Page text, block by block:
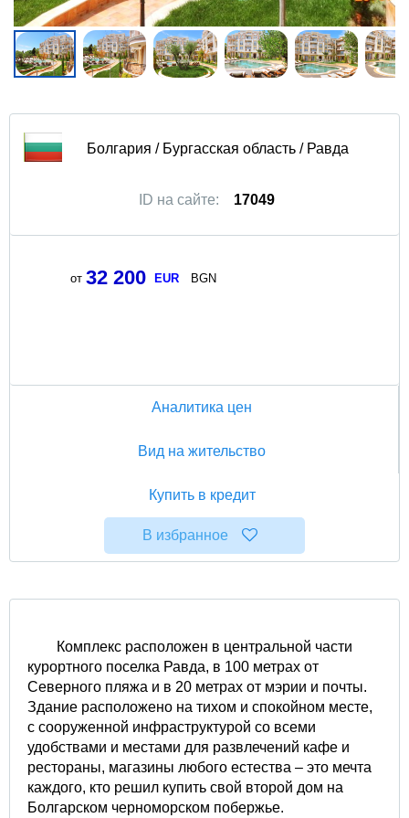
Болгария / Бургасская область / Равда
17049
ID на сайте:
от 32 200 EUR BGN
Аналитика цен
Вид на жительство
Купить в кредит
В избранное
Комплекс расположен в центральной части
курортного поселка Равда, в 100 метрах от
Северного пляжа и в 20 метрах от мэрии и почты.
Здание расположено на тихом и спокойном месте,
с сооруженной инфраструктурой со всеми
удобствами и местами для развлечений кафе и
рестораны, магазины любого естества – это мечта
каждого, кто решил купить свой второй дом на
Болгарском черноморском побержье.